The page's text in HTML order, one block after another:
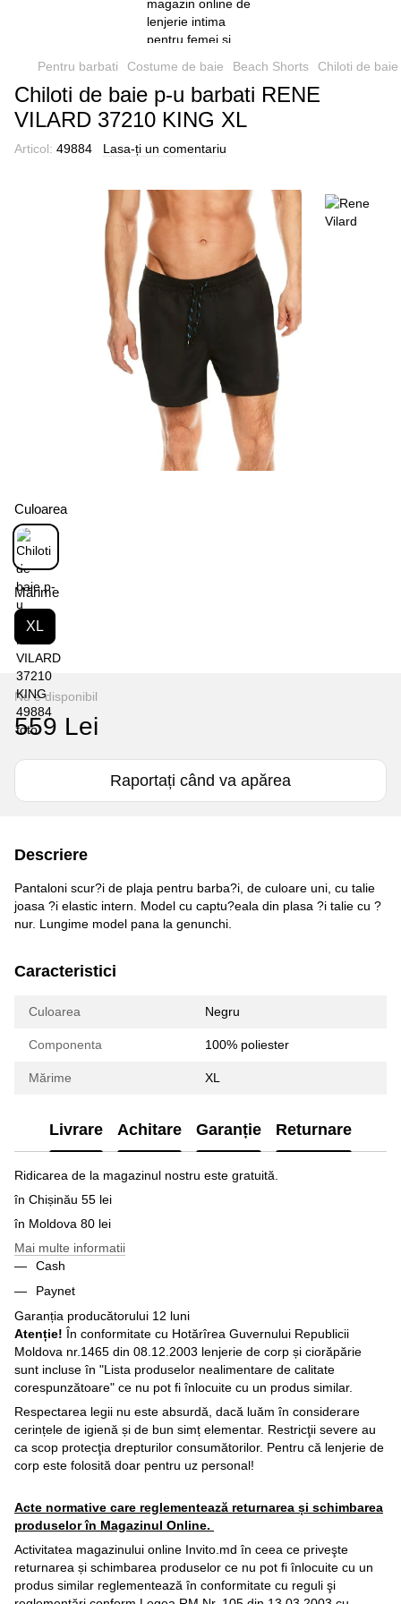
Pentru barbati Costume de baie Beach Shorts Chiloti de
Chiloti de baie p-u barbati RENE
VILARD 37210 KING XL
Articol: 49884 Lasa-ți un comentariu
Culoarea
Mărime
XL
Nu e disponibil
559 Lei
Raportați când va apărea
Descriere
Pantaloni scur?i de plaja pentru barba?i, de culoare uni, cu talie
joasa ?i elastic intern. Model cu captu?eala din plasa ?i talie cu ?
nur. Lungime model pana la genunchi.
Caracteristici
Culoarea Negru
Componenta 100% poliester
Mărime XL
Livrare Achitare Garanție Returnare
Ridicarea de la magazinul nostru este gratuită.
în Chișinău 55 lei
în Moldova 80 lei
Mai multe informatii
Cash
Paynet
Garanția producătorului 12 luni
Atenție! În conformitate cu Hotărîrea Guvernului Republicii
Moldova nr.1465 din 08.12.2003 lenjerie de corp și ciorăpărie
sunt incluse în "Lista produselor nealimentare de calitate
corespunzătoare" ce nu pot fi înlocuite cu un produs similar.
Respectarea legii nu este absurdă, dacă luăm în considerare
cerințele de igienă și de bun simț elementar. Restricţii severe au
ca scop protecţia drepturilor consumătorilor. Pentru că lenjerie de
corp este folosită doar pentru uz personal!
Acte normative care reglementează returnarea și schimbarea
produselor în Magazinul Online.
Activitatea magazinului online Invito.md în ceea ce priveşte
returnarea și schimbarea produselor ce nu pot fi înlocuite cu un
produs similar reglementează în conformitate cu reguli şi